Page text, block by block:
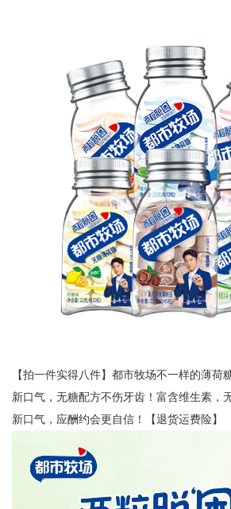
【拍一件实得八件】都市牧场不一样的薄荷
新口气，无糖配方不伤牙齿！富含维生素，
新口气，应酬约会更自信！【退货运费险】